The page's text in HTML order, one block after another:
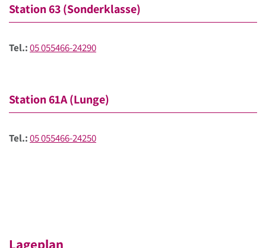
Station 63 (Sonderklasse)
Tel.:05 055466-24290
Station 61A (Lunge)
Tel.:05 055466-24250
Lageplan